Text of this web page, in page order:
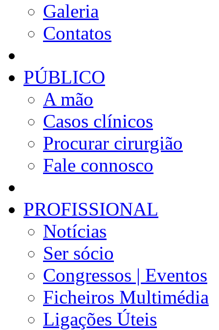
Galeria
Contatos
PÚBLICO
A mão
Casos clínicos
Procurar cirurgião
Fale connosco
PROFISSIONAL
Notícias
Ser sócio
Congressos | Eventos
Ficheiros Multimédia
Ligações Úteis